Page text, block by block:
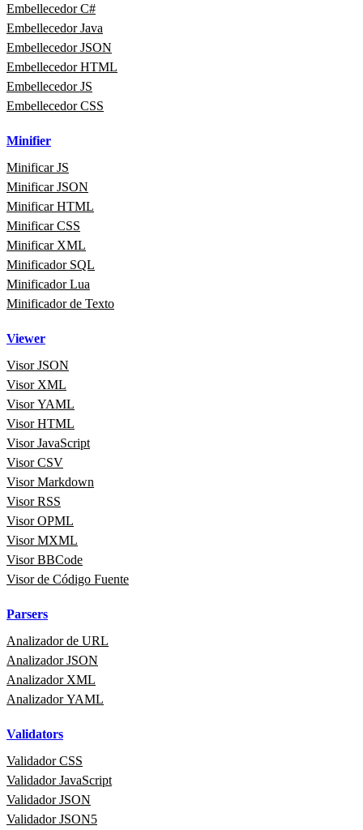
Embellecedor C#
Embellecedor Java
Embellecedor JSON
Embellecedor HTML
Embellecedor JS
Embellecedor CSS
Minifier
Minificar JS
Minificar JSON
Minificar HTML
Minificar CSS
Minificar XML
Minificador SQL
Minificador Lua
Minificador de Texto
Viewer
Visor JSON
Visor XML
Visor YAML
Visor HTML
Visor JavaScript
Visor CSV
Visor Markdown
Visor RSS
Visor OPML
Visor MXML
Visor BBCode
Visor de Código Fuente
Parsers
Analizador de URL
Analizador JSON
Analizador XML
Analizador YAML
Validators
Validador CSS
Validador JavaScript
Validador JSON
Validador JSON5